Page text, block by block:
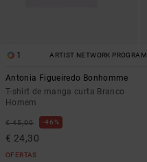
1 ARTIST NETWORK PROGRAM
Antonia Figueiredo Bonhomme
T-shirt de manga curta Branco
Homem
€ 45,00 46%
€ 24,30
OFERTAS